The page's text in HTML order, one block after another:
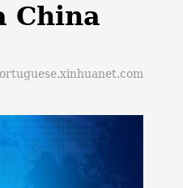
China